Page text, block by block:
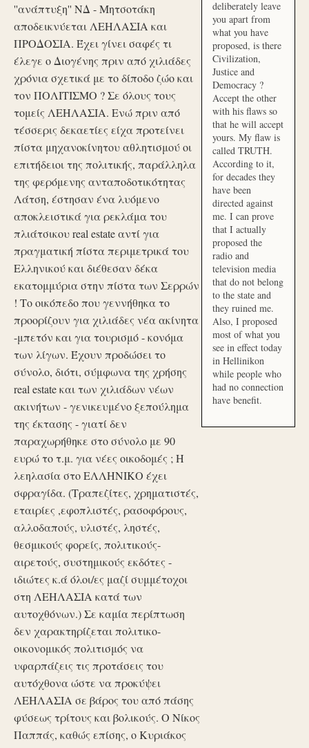
''ανάπτυξη'' ΝΔ - Μητσοτάκη
αποδεικνύεται ΛΕΗΛΑΣΙΑ και
ΠΡΟΔΟΣΙΑ. Έχει γίνει σαφές τι
έλεγε ο Διογένης πριν από χιλιάδες
χρόνια σχετικά με το δίποδο ζώο και
τον ΠΟΛΙΤΙΣΜΟ ? Σε όλους τους
τομείς ΛΕΗΛΑΣΙΑ. Ενώ πριν από
τέσσερις δεκαετίες είχα προτείνει
πίστα μηχανοκίνητου αθλητισμού οι
επιτήδειοι της πολιτικής, παράλληλα
της φερόμενης ανταποδοτικότητας
Λάτση, έστησαν ένα λυόμενο
αποκλειστικά για ρεκλάμα του
πλιάτσικου real estate αντί για
πραγματική πίστα περιμετρικά του
Ελληνικού και διέθεσαν δέκα
εκατομμύρια στην πίστα των Σερρών
! Το οικόπεδο που γεννήθηκα το
προορίζουν για χιλιάδες νέα ακίνητα
-μπετόν και για τουρισμό - κονόμα
των λίγων. Έχουν προδώσει το
σύνολο, διότι, σύμφωνα της χρήσης
real estate και των χιλιάδων νέων
ακινήτων - γενικευμένο ξεπούλημα
της έκτασης - γιατί δεν
παραχωρήθηκε στο σύνολο με 90
ευρώ το τ.μ. για νέες οικοδομές ; Η
λεηλασία στο ΕΛΛΗΝΙΚΟ έχει
σφραγίδα. (Τραπεζίτες, χρηματιστές,
εταιρίες ,εφοπλιστές, ρασοφόρους,
αλλοδαπούς, υλιστές, ληστές,
θεσμικούς φορείς, πολιτικούς-
αιρετούς, συστημικούς εκδότες -
ιδιώτες κ.ά όλοι/ες μαζί συμμέτοχοι
στη ΛΕΗΛΑΣΙΑ κατά των
αυτοχθόνων.) Σε καμία περίπτωση
δεν χαρακτηρίζεται πολιτικο-
οικονομικός πολιτισμός να
υφαρπάζεις τις προτάσεις του
αυτόχθονα ώστε να προκύψει
ΛΕΗΛΑΣΙΑ σε βάρος του από πάσης
φύσεως τρίτους και βολικούς. Ο Νίκος
Παππάς, καθώς επίσης, ο Κυριάκος
deliberately leave
you apart from
what you have
proposed, is there
Civilization,
Justice and
Democracy ?
Accept the other
with his flaws so
that he will accept
yours. My flaw is
called TRUTH.
According to it,
for decades they
have been
directed against
me. I can prove
that I actually
proposed the
radio and
television media
that do not belong
to the state and
they ruined me.
Also, I proposed
most of what you
see in effect today
in Hellinikon
while people who
had no connection
have benefit.